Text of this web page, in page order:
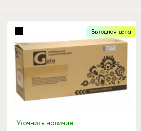
Выгодная цена
Уточнить наличие